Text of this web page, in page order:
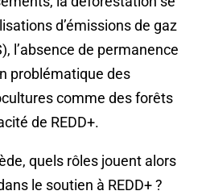
d’émissions de gaz
l’absence de permanence
problématique des
comme des forêts
de REDD+.
quels rôles jouent alors
le soutien à REDD+ ?